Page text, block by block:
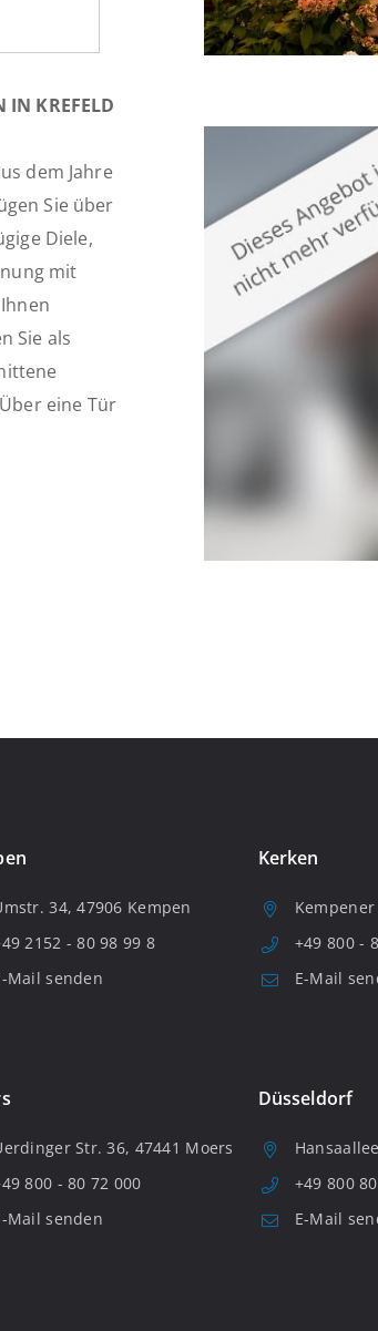
IN KREFELD
dem Jahre
Sie über
Diele,
mit
Sie als
eine Tür
34, 47906 Kempen
2152 - 80 98 99 8
Mail senden
Kerken
+49 800 -
E-Mail
Str. 36, 47441 Moers
800 - 80 72 000
Mail senden
Düsseldorf
+49 800
E-Mail